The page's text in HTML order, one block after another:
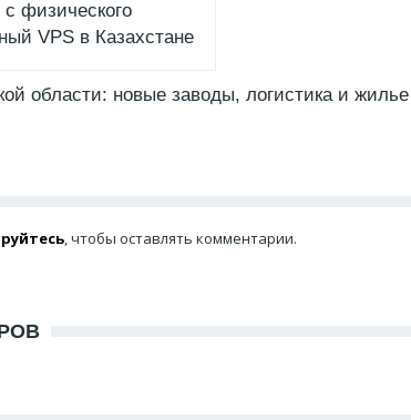
физического
VPS в Казахстане
области: новые заводы, логистика и жилье
, чтобы оставлять комментарии.